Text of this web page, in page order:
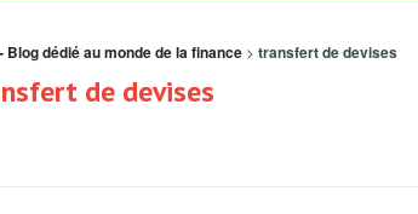
Blog dédié au monde de la finance > transfert de devises
de devises